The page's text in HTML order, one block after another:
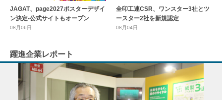
JAGAT、page2027ポスターデザイ
ン決定-公式サイトもオープン
08月06日
全印工連CSR、ワンスター3社とツ
ースター2社を新規認定
08月04日
躍進企業レポート